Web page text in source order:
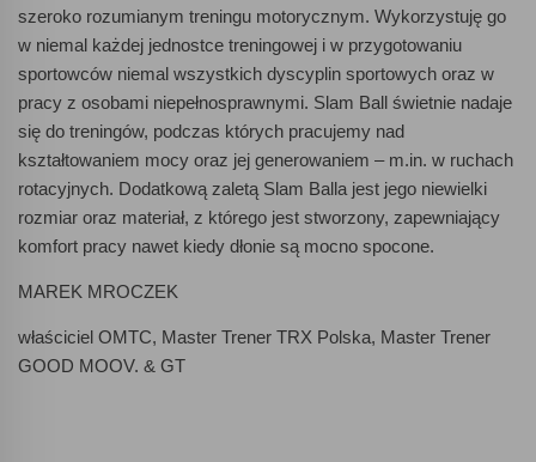
szeroko rozumianym treningu motorycznym. Wykorzystuję go
w niemal każdej jednostce treningowej i w przygotowaniu
sportowców niemal wszystkich dyscyplin sportowych oraz w
pracy z osobami niepełnosprawnymi. Slam Ball świetnie nadaje
się do treningów, podczas których pracujemy nad
kształtowaniem mocy oraz jej generowaniem – m.in. w ruchach
rotacyjnych. Dodatkową zaletą Slam Balla jest jego niewielki
rozmiar oraz materiał, z którego jest stworzony, zapewniający
komfort pracy nawet kiedy dłonie są mocno spocone.
MAREK MROCZEK
właściciel OMTC, Master Trener TRX Polska, Master Trener
GOOD MOOV. & GT